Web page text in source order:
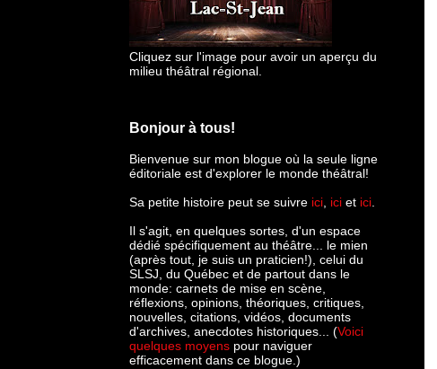
Cliquez sur l'image pour avoir un aperçu du
milieu théâtral régional.
Bonjour à tous!
Bienvenue sur mon blogue où la seule ligne
éditoriale est d'explorer le monde théâtral!
Sa petite histoire peut se suivre ici ici et ici
Il s'agit, en quelques sortes, d'un espace
dédié spécifiquement au théâtre... le mien
(après tout, je suis un praticien!), celui du
SLSJ, du Québec et de partout dans le
monde: carnets de mise en scène,
réflexions, opinions, théoriques, critiques,
nouvelles, citations, vidéos, documents
d'archives, anecdotes historiques... (Voici
quelques moyens pour naviguer
efficacement dans ce blogue.)